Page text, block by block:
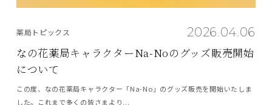
2026.04.06
薬局トピックス
なの花薬局キャラクターNa-Noのグッズ販売開始
について
この度、なの花薬局キャラクター「Na-No」のグッズ販売を開始いたしま
した。これまで多くの皆さまより...